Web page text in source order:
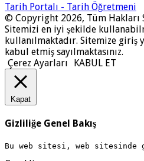
Tarih Portalı - Tarih Öğretmeni
© Copyright 2026, Tüm Hakları
Sitemizi en iyi şekilde
kullanılmaktadır. Sitemize giriş
kabul etmiş sayılmaktasınız.
Çerez Ayarları
KABUL ET
Kapat
Gizliliğe Genel Bakış
Bu web sitesi, web sitesinde